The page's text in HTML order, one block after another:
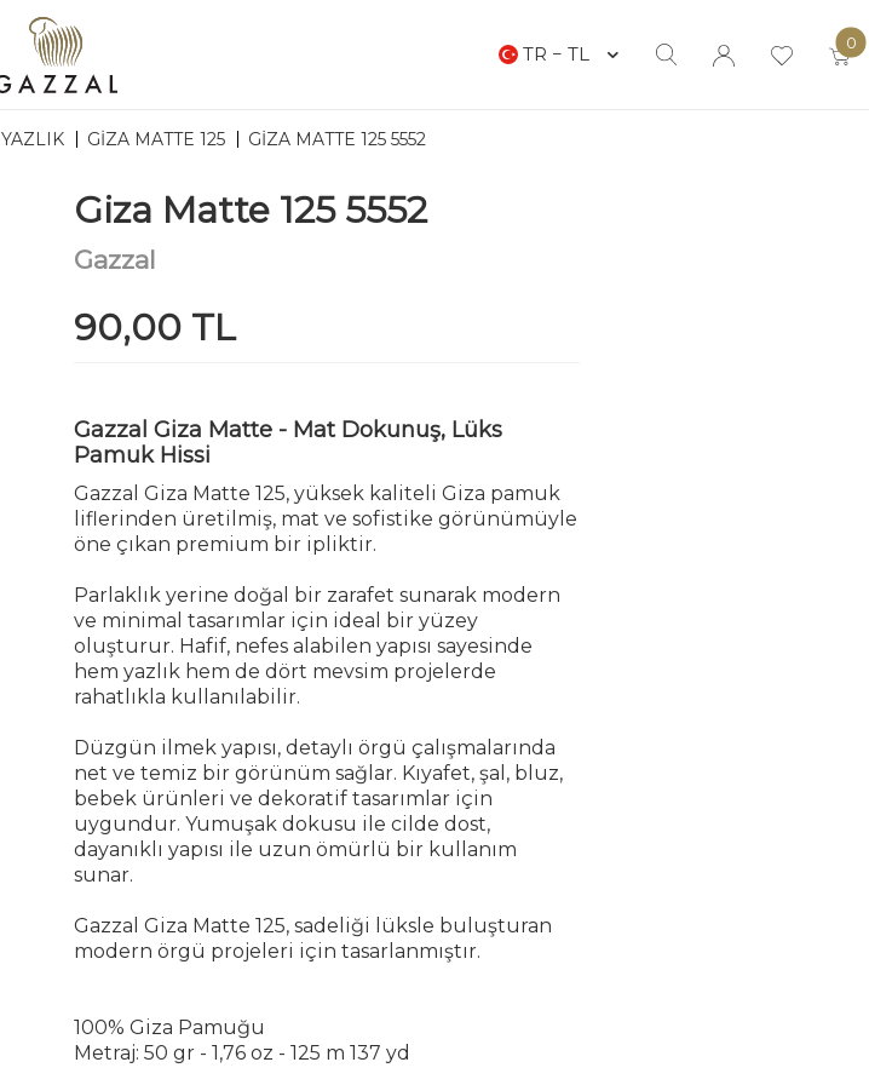
TR − TL
0
YAZLIK GIZA MATTE 125 GIZA MATTE 125 5552
Giza Matte 125 5552
Gazzal
90,00 TL
Gazzal Giza Matte - Mat Dokunuş, Lüks
Pamuk Hissi
Gazzal Giza Matte 125, yüksek kaliteli Giza pamuk
liflerinden üretilmiş, mat ve sofistike görünümüyle
öne çıkan premium bir ipliktir.
Parlaklık yerine doğal bir zarafet sunarak modern
ve minimal tasarımlar için ideal bir yüzey
oluşturur. Hafif, nefes alabilen yapısı sayesinde
hem yazlık hem de dört mevsim projelerde
rahatlıkla kullanılabilir.
Düzgün ilmek yapısı, detaylı örgü çalışmalarında
net ve temiz bir görünüm sağlar. Kıyafet, şal, bluz,
bebek ürünleri ve dekoratif tasarımlar için
uygundur. Yumuşak dokusu ile cilde dost,
dayanıklı yapısı ile uzun ömürlü bir kullanım
sunar.
Gazzal Giza Matte 125, sadeliği lüksle buluşturan
modern örgü projeleri için tasarlanmıştır.
100% Giza Pamuğu
Metraj: 50 gr - 1,76 oz - 125 m 137 yd